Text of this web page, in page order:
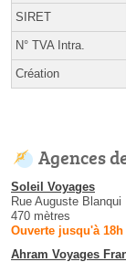
SIRET
N° TVA Intra.
Création
Agences
Soleil Voyages
Rue Auguste Blanqui
470 mètres
Ouverte jusqu'à 18h
Ahram Voyages